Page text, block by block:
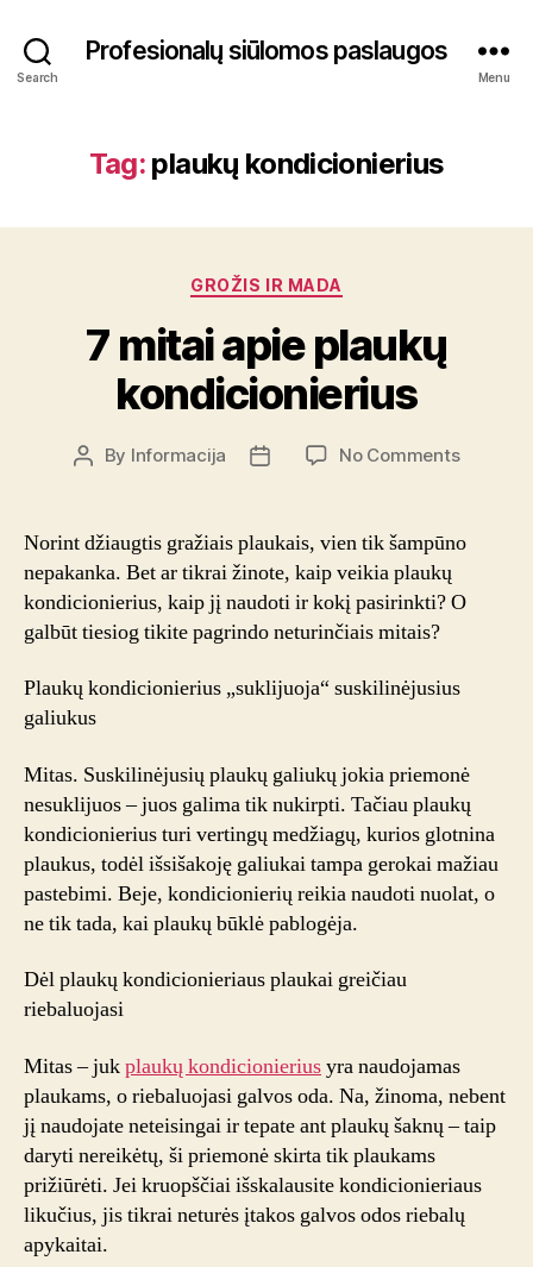
Search
Profesionalų siūlomos paslaugos
Menu
Tag: plaukų kondicionierius
Categories
GROŽIS IR MADA
7 mitai apie plaukų
kondicionierius
Post
By Informacija
Post
No Commentson
Norint džiaugtis gražiais plaukais, vien tik šampūno
nepakanka. Bet ar tikrai žinote, kaip veikia plaukų
kondicionierius, kaip jį naudoti ir kokį pasirinkti? O
galbūt tiesiog tikite pagrindo neturinčiais mitais?
Plaukų kondicionierius „suklijuoja“ suskilinėjusius
galiukus
Mitas. Suskilinėjusių plaukų galiukų jokia priemonė
nesuklijuos – juos galima tik nukirpti. Tačiau plaukų
kondicionierius turi vertingų medžiagų, kurios glotnina
plaukus, todėl išsišakoję galiukai tampa gerokai mažiau
pastebimi. Beje, kondicionierių reikia naudoti nuolat, o
ne tik tada, kai plaukų būklė pablogėja.
Dėl plaukų kondicionieriaus plaukai greičiau
riebaluojasi
Mitas – jukplaukų kondicionieriusyra naudojamas
plaukams, o riebaluojasi galvos oda. Na, žinoma, nebent
jį naudojate neteisingai ir tepate ant plaukų šaknų – taip
daryti nereikėtų, ši priemonė skirta tik plaukams
prižiūrėti. Jei kruopščiai išskalausite kondicionieriaus
likučius, jis tikrai neturės įtakos galvos odos riebalų
apykaitai.